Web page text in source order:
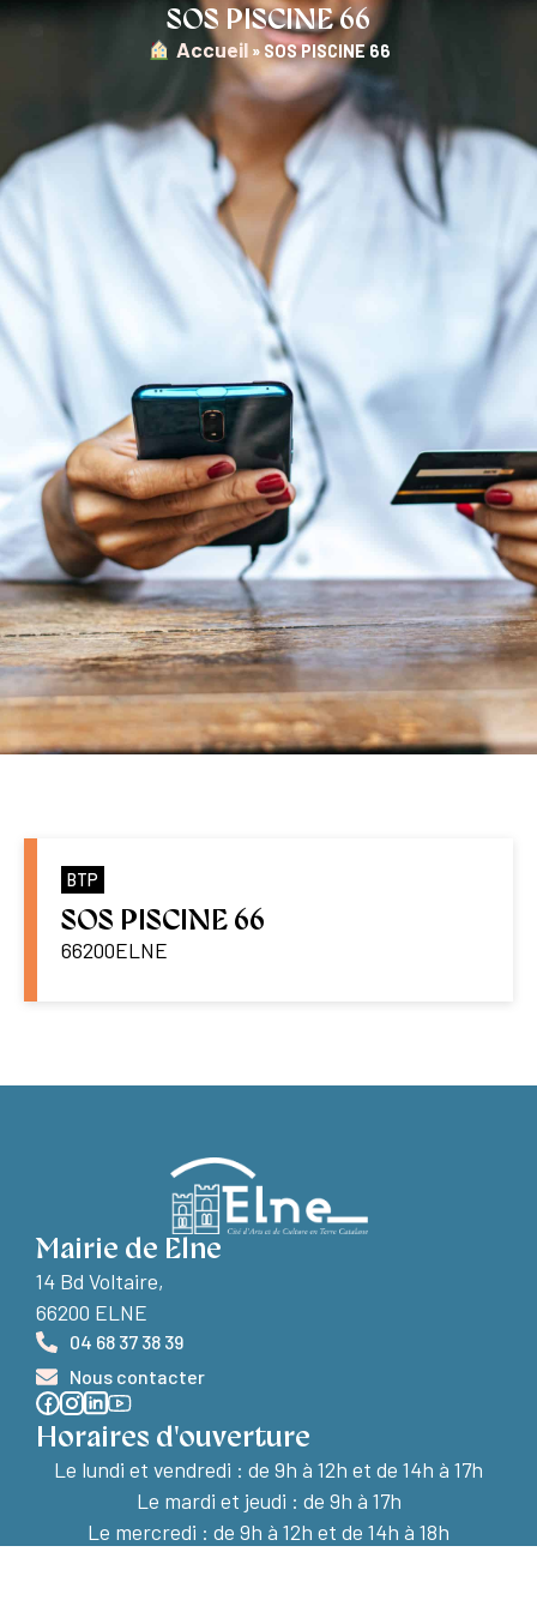
SOS PISCINE 66
︎ Accueil » SOS PISCINE 66
BTP
SOS PISCINE 66
66200ELNE
Mairie de Elne
14 Bd Voltaire,
66200 ELNE
04 68 37 38 39
Nous contacter
Horaires d'ouverture
Le lundi et vendredi : de 9h à 12h et de 14h à 17h
Le mardi et jeudi : de 9h à 17h
Le mercredi : de 9h à 12h et de 14h à 18h